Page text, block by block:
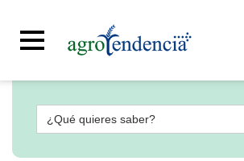
Señal
en
Buscar: